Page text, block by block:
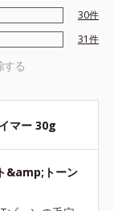
チコン／ビニル
バー成分）
葉エキス＝保湿
30件
31件
する
マー 30g
&amp;トーン